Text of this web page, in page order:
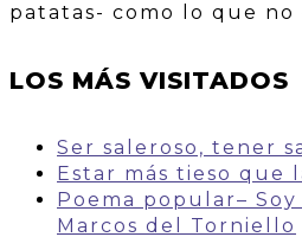
patatas- como lo que no
LOS MÁS VISITADOS
Ser saleroso, tener
Estar más tieso que
Poema popular–
Marcos del Torniello